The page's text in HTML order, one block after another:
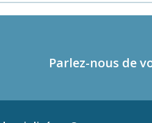
Parlez-nous de